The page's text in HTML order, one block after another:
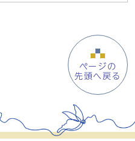
ページの
先頭へ戻る